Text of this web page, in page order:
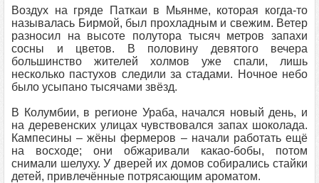
Воздух на гряде Паткаи в Мьянме, которая когда-то
называлась Бирмой, был прохладным и свежим. Ветер
разносил на высоте полутора тысяч метров запахи
сосны и цветов. В половину девятого вечера
большинство жителей холмов уже спали, лишь
несколько пастухов следили за стадами. Ночное небо
было усыпано тысячами звёзд.
В Колумбии, в регионе Ураба, начался новый день, и
на деревенских улицах чувствовался запах шоколада.
Кампесины – жёны фермеров – начали работать ещё
на восходе; они обжаривали какао-бобы, потом
снимали шелуху. У дверей их домов собирались стайки
детей, привлечённые потрясающим ароматом.